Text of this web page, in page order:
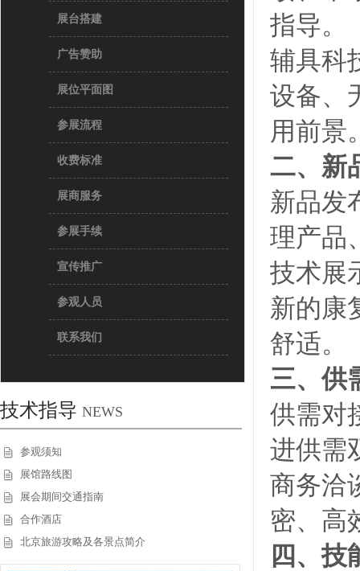
展台搭建
广告赞助
展位平面图
参展流程
收费标准
展商服务
参展手续
宣传推广
参观人员
联系我们
技术指导 NEWS
参观须知
展馆路线图
展会期间交通指南
合作酒店
北京旅游攻略及各景点简介
指导。
辅具科
设备、
用前景
二、新
新品发
理产品
技术展
新的康
舒适。
三、供
供需对
进供需
商务洽
密、高
四、技